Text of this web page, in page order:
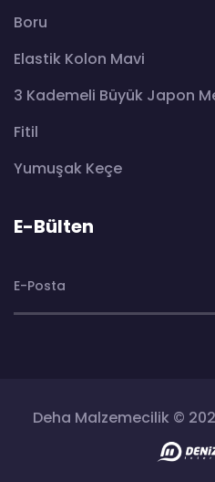
Boru
Elastik Kolon Mavi
3 Kademeli Büyük Japon
Fitil
Yumuşak Keçe
E-Bülten
Deha Malzemecilik ©